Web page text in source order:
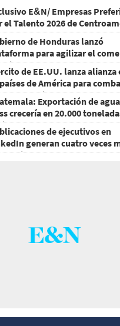
E&N/ Empresas
el Talento 2026 de
de Honduras lanzó
para agilizar el
de EE.UU. lanza alianza
de América para
organizado
Exportación de
crecería en 20.000
2028
de ejecutivos en
generan cuatro veces